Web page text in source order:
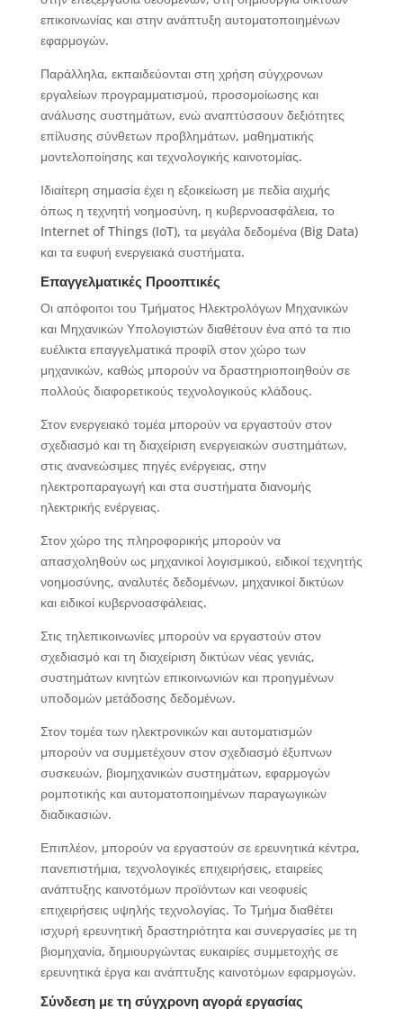
επικοινωνίας και στην ανάπτυξη αυτοματοποιημένων
εφαρμογών.
Παράλληλα, εκπαιδεύονται στη χρήση σύγχρονων
εργαλείων προγραμματισμού, προσομοίωσης και
ανάλυσης συστημάτων, ενώ αναπτύσσουν δεξιότητες
επίλυσης σύνθετων προβλημάτων, μαθηματικής
μοντελοποίησης και τεχνολογικής καινοτομίας.
Ιδιαίτερη σημασία έχει η εξοικείωση με πεδία αιχμής
όπως η τεχνητή νοημοσύνη, η κυβερνοασφάλεια, το
Internet of Things (IoT), τα μεγάλα δεδομένα (Big Data)
και τα ευφυή ενεργειακά συστήματα.
Επαγγελματικές Προοπτικές
Οι απόφοιτοι του Τμήματος Ηλεκτρολόγων Μηχανικών
και Μηχανικών Υπολογιστών διαθέτουν ένα από τα πιο
ευέλικτα επαγγελματικά προφίλ στον χώρο των
μηχανικών, καθώς μπορούν να δραστηριοποιηθούν σε
πολλούς διαφορετικούς τεχνολογικούς κλάδους.
Στον ενεργειακό τομέα μπορούν να εργαστούν στον
σχεδιασμό και τη διαχείριση ενεργειακών συστημάτων,
στις ανανεώσιμες πηγές ενέργειας, στην
ηλεκτροπαραγωγή και στα συστήματα διανομής
ηλεκτρικής ενέργειας.
Στον χώρο της πληροφορικής μπορούν να
απασχοληθούν ως μηχανικοί λογισμικού, ειδικοί τεχνητής
νοημοσύνης, αναλυτές δεδομένων, μηχανικοί δικτύων
και ειδικοί κυβερνοασφάλειας.
Στις τηλεπικοινωνίες μπορούν να εργαστούν στον
σχεδιασμό και τη διαχείριση δικτύων νέας γενιάς,
συστημάτων κινητών επικοινωνιών και προηγμένων
υποδομών μετάδοσης δεδομένων.
Στον τομέα των ηλεκτρονικών και αυτοματισμών
μπορούν να συμμετέχουν στον σχεδιασμό έξυπνων
συσκευών, βιομηχανικών συστημάτων, εφαρμογών
ρομποτικής και αυτοματοποιημένων παραγωγικών
διαδικασιών.
Επιπλέον, μπορούν να εργαστούν σε ερευνητικά κέντρα,
πανεπιστήμια, τεχνολογικές επιχειρήσεις, εταιρείες
ανάπτυξης καινοτόμων προϊόντων και νεοφυείς
επιχειρήσεις υψηλής τεχνολογίας. Το Τμήμα διαθέτει
ισχυρή ερευνητική δραστηριότητα και συνεργασίες με τη
βιομηχανία, δημιουργώντας ευκαιρίες συμμετοχής σε
ερευνητικά έργα και ανάπτυξης καινοτόμων εφαρμογών.
Σύνδεση με τη σύγχρονη αγορά εργασίας